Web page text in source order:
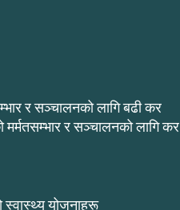
र सञ्चालनको लागि बढी कर
र सञ्चालनको लागि कर
स्वास्थ्य योजनाहरू